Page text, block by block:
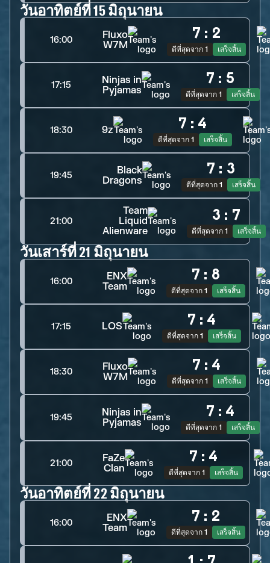
วันอาทิตย์ที่ 15 มิถุนายน
16:00
Fluxo
W7M
7 : 2
ดีที่สุดจาก 1 เสร็จสิ้น
17:15
Ninjas in
Pyjamas
7 : 5
ดีที่สุดจาก 1 เสร็จสิ้น
18:30 9z 7 : 4
ดีที่สุดจาก 1 เสร็จสิ้น
19:45
Black
Dragons
7 : 3
ดีที่สุดจาก 1 เสร็จสิ้น
21:00
Team
Liquid
Alienware
3 : 7
ดีที่สุดจาก 1 เสร็จสิ้น
วันเสาร์ที่ 21 มิถุนายน
16:00
ENX
Team
7 : 8
ดีที่สุดจาก 1 เสร็จสิ้น
17:15 LOS 7 : 4
ดีที่สุดจาก 1 เสร็จสิ้น
18:30
Fluxo
W7M
7 : 4
ดีที่สุดจาก 1 เสร็จสิ้น
19:45
Ninjas in
Pyjamas
7 : 4
ดีที่สุดจาก 1 เสร็จสิ้น
21:00
FaZe
Clan
7 : 4
ดีที่สุดจาก 1 เสร็จสิ้น
วันอาทิตย์ที่ 22 มิถุนายน
16:00
ENX
Team
7 : 2
ดีที่สุดจาก 1 เสร็จสิ้น